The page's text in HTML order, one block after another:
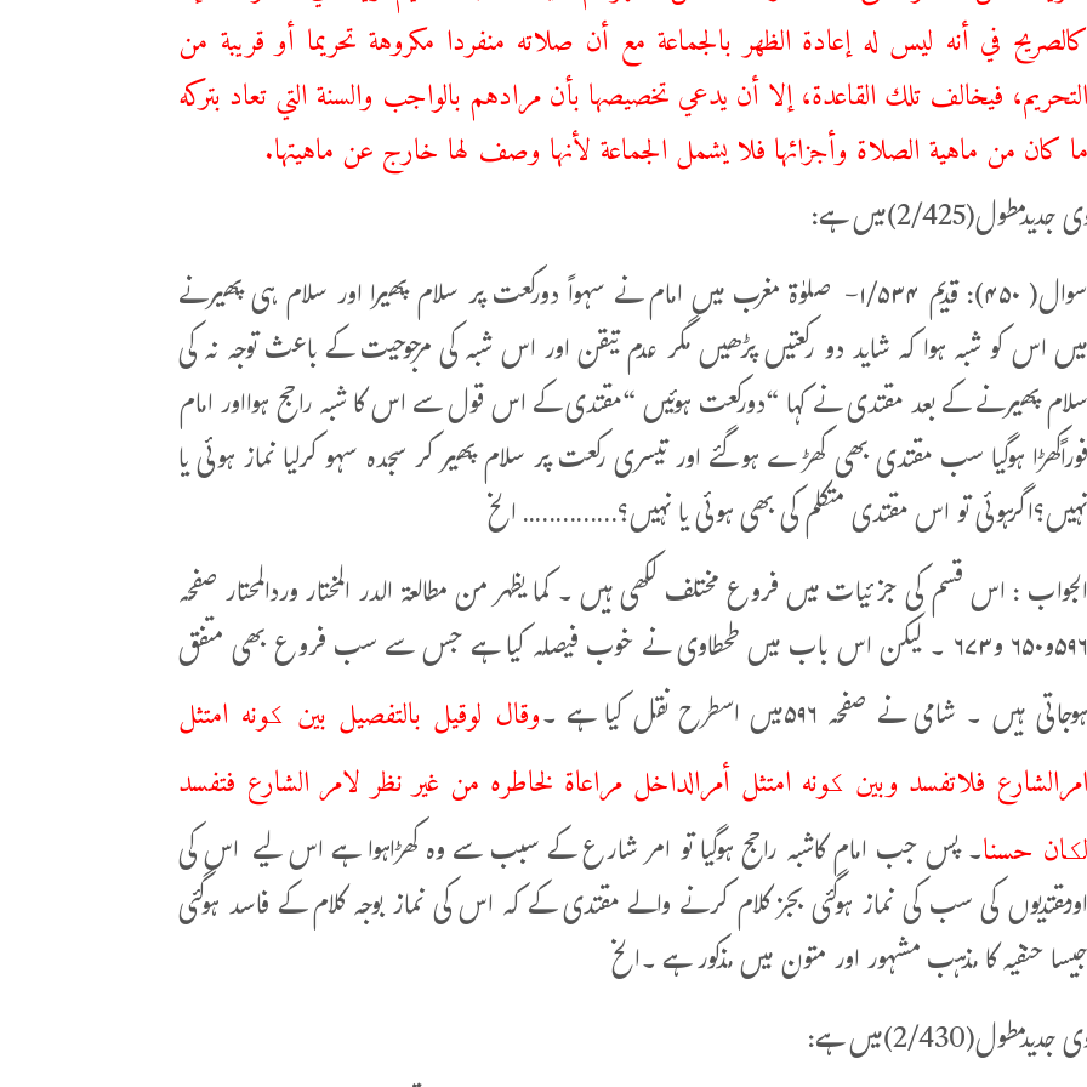
كالصريح في أنه ليس له إعادة الظهر بالجماعة مع أن صلاته منفردا مكروهة تحريما أو قريبة من
التحريم، فيخالف تلك القاعدة، إلا أن يدعي تخصيصها بأن مرادهم بالواجب والسنة التي تعاد بتركه
ما كان من ماهية الصلاة وأجزائها فلا يشمل الجماعة لأنها وصف لها خارج عن ماهيتها.
425)میں ہے:
سوال( ۴۵۰): قدیم ۱/۵۳۴- صلوٰۃ مغرب میں امام نے سہواً دورکعت پر سلام پھیرا اور سلام ہی پھیرنے
میں اس کو شبہ ہوا کہ شاید دو رکعتیں پڑھیں مگر عدم تیقن اور اس شبہ کی مرجوحیت کے باعث توجہ نہ کی
سلام پھیرنے کے بعد مقتدی نے کہا “دورکعت ہوئیں “مقتدی کے اس قول سے اس کا شبہ راجح ہوااور امام
فوراًکھڑا ہوگیا سب مقتدی بھی کھڑے ہوگئے اور تیسری رکعت پر سلام پھیر کر سجدہ سہو کرلیا نماز ہوئی یا
نہیں؟اگرہوئی تو اس مقتدی متکلم کی بھی ہوئی یا نہیں؟………….. الخ
الجواب : اس قسم کی جزئیات میں فروع مختلف لکھی ہیں ۔ کما یظهر من مطالعة الدر المختار وردالمحتار صفحہ
۵۹۶و۶۵۰ و۶۷۳ ۔ لیکن اس باب میں طحطاوی نے خوب فیصلہ کیا ہے جس سے سب فروع بھی متفق
ہوجاتی ہیں ۔ شامی نے صفحہ ۵۹۶میں اسطرح نقل کیا ہے ۔
وقال لوقیل بالتفصیل بین کونه امتثل
امرالشارع فلاتفسد وبین کونه امتثل أمرالداخل مراعاة لخاطره من غیر نظر لامر الشارع فتفسد
لکان حسنا۔ پس جب امام کاشبہ راجح ہوگیا تو امر شارع کے سبب سے وہ کھڑاہوا ہے اس لیے اس کی
اورمقتدیوں کی سب کی نماز ہوگئی بجز کلام کرنے والے مقتدی کے کہ اس کی نماز بوجہ کلام کے فاسد ہوگئی
جیسا حنفیہ کا مذہب مشہور اور متون میں مذکور ہے ۔الخ
430)میں ہے: